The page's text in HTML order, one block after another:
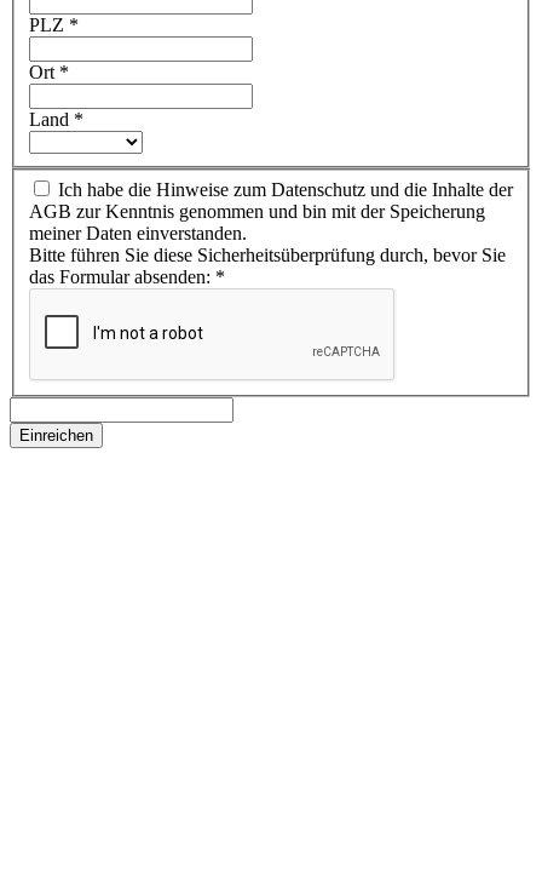
PLZ *
Ort *
Land *
Ich habe die Hinweise zum Datenschutz und die Inhalte der
AGB zur Kenntnis genommen und bin mit der Speicherung
meiner Daten einverstanden.
Bitte führen Sie diese Sicherheitsüberprüfung durch, bevor Sie
das Formular absenden: *